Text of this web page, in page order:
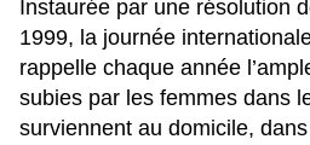
Instaurée par une résolution
1999, la journée
rappelle chaque année
subies par les femmes dans
surviennent au domicile,